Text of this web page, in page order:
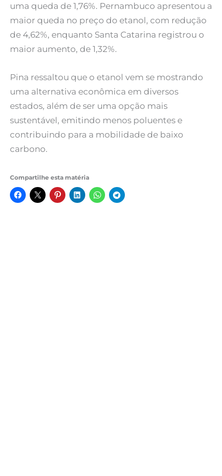
uma queda de 1,76%. Pernambuco apresentou a
maior queda no preço do etanol, com redução
de 4,62%, enquanto Santa Catarina registrou o
maior aumento, de 1,32%.
Pina ressaltou que o etanol vem se mostrando
uma alternativa econômica em diversos
estados, além de ser uma opção mais
sustentável, emitindo menos poluentes e
contribuindo para a mobilidade de baixo
carbono.
Compartilhe esta matéria